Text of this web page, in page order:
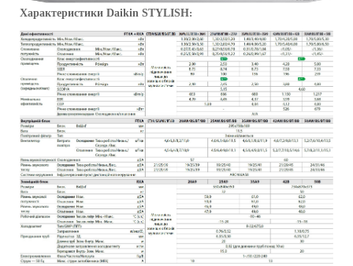
Характеристики Daikin STYLISH: